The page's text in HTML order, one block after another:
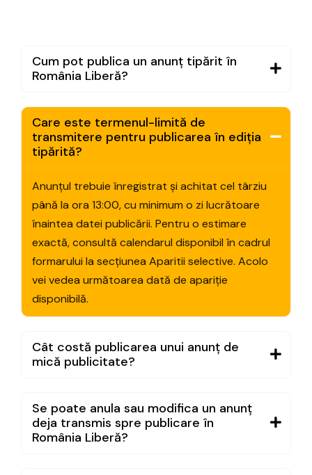
Cum pot publica un anunț tipărit în
România Liberă?
Care este termenul-limită de
transmitere pentru publicarea în ediția
tipărită?
Anunțul trebuie înregistrat și achitat cel târziu
până la ora 13:00, cu minimum o zi lucrătoare
înaintea datei publicării. Pentru o estimare
exactă, consultă calendarul disponibil în cadrul
formarului la secțiunea Aparitii selective. Acolo
vei vedea următoarea dată de apariție
disponibilă.
Cât costă publicarea unui anunț de
mică publicitate?
Se poate anula sau modifica un anunț
deja transmis spre publicare în
România Liberă?